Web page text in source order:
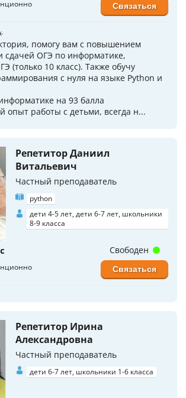
помогу вам с повышением
сдачей ОГЭ по информатике,
(только 10 класс). Тaкже обучу
с нуля на языке Рythоn и
на 93 балла
опыт работы с детьми, всегда н...
Связаться
Репетитор Даниил
Витальевич
Частный преподаватель
python
дети 4-5 лет, дети 6-7 лет, школьники
8-9 класса
Свободен
Связаться
Репетитор Ирина
Александровна
Частный преподаватель
дети 6-7 лет, школьники 1-6 класса